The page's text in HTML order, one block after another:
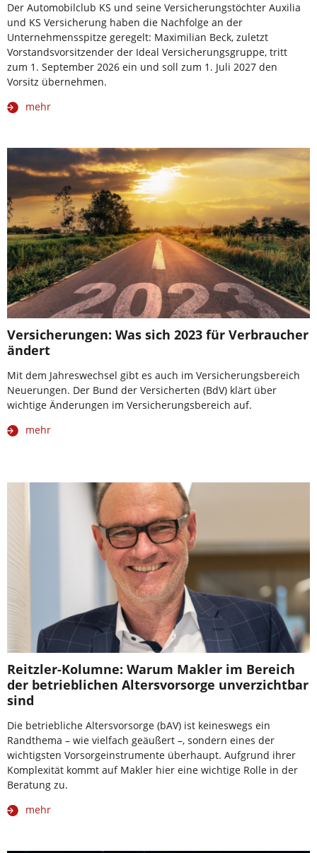
Der Automobilclub KS und seine Versicherungstöchter Auxilia
und KS Versicherung haben die Nachfolge an der
Unternehmensspitze geregelt: Maximilian Beck, zuletzt
Vorstandsvorsitzender der Ideal Versicherungsgruppe, tritt
zum 1. September 2026 ein und soll zum 1. Juli 2027 den
Vorsitz übernehmen.
mehr
Versicherungen: Was sich 2023 für Verbraucher
ändert
Mit dem Jahreswechsel gibt es auch im Versicherungsbereich
Neuerungen. Der Bund der Versicherten (BdV) klärt über
wichtige Änderungen im Versicherungsbereich auf.
mehr
Reitzler-Kolumne: Warum Makler im Bereich
der betrieblichen Altersvorsorge unverzichtbar
sind
Die betriebliche Altersvorsorge (bAV) ist keineswegs ein
Randthema – wie vielfach geäußert –, sondern eines der
wichtigsten Vorsorgeinstrumente überhaupt. Aufgrund ihrer
Komplexität kommt auf Makler hier eine wichtige Rolle in der
Beratung zu.
mehr